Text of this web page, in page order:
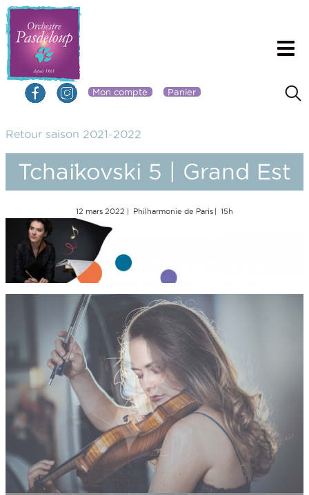
Mon compte Panier
Retour saison 2021-2022
Tchaïkovski 5 | Grand Est
12 mars 2022 Philharmonie de Paris 15h